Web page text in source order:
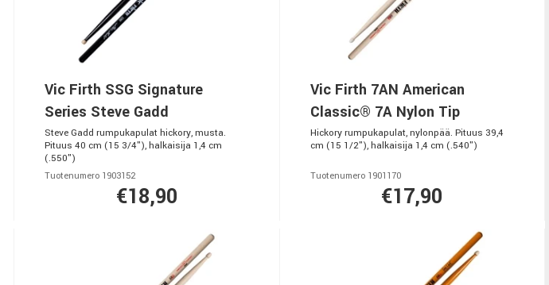
Vic Firth SSG Signature
Series Steve Gadd
Steve Gadd rumpukapulat hickory, musta.
Pituus 40 cm (15 3/4"), halkaisija 1,4 cm
(.550")
Tuotenumero 1903152
€18,90
Vic Firth 7AN American
Classic® 7A Nylon Tip
Hickory rumpukapulat, nylonpää. Pituus 39,4
cm (15 1/2"), halkaisija 1,4 cm (.540")
Tuotenumero 1901170
€17,90